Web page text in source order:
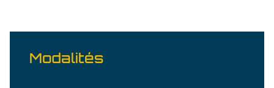
Modalités